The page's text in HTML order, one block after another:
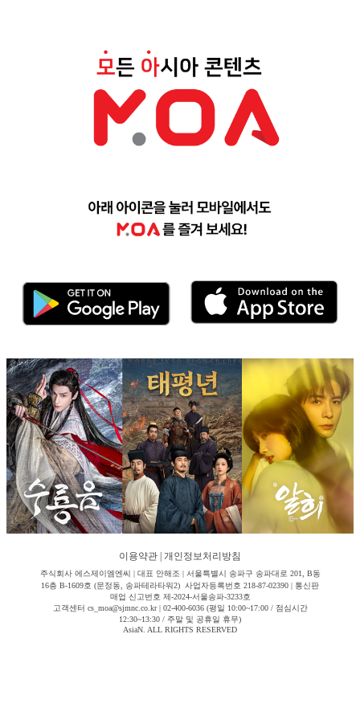
이용약관 개인정보처리방침
주식회사 에스제이엠엔씨 | 대표 안해조 | 서울특별시 송파구 송파대로 201, B동
16층 B-1609호 (문정동, 송파테라타워2) 사업자등록번호 218-87-02390 | 통신판
매업 신고번호 제-2024-서울송파-3233호
고객센터 cs_moa@sjmnc.co.kr | 02-400-6036 (평일 10:00~17:00 / 점심시간
12:30~13:30 / 주말 및 공휴일 휴무)
AsiaN. ALL RIGHTS RESERVED